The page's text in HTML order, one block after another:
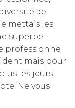
de
mettais les
superbe
professionnel
mais pour
les jours
Ne vous